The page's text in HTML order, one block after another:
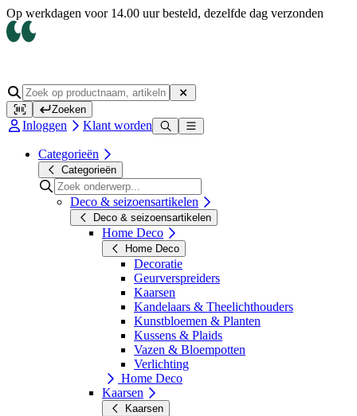
Op werkdagen voor 14.00 uur besteld, dezelfde dag verzonden
Zoeken
Inloggen Klant worden
Categorieën
Categorieën
Deco & seizoensartikelen
Deco & seizoensartikelen
Home Deco
Home Deco
Decoratie
Geurverspreiders
Kaarsen
Kandelaars & Theelichthouders
Kunstbloemen & Planten
Kussens & Plaids
Vazen & Bloempotten
Verlichting
Home Deco
Kaarsen
Kaarsen